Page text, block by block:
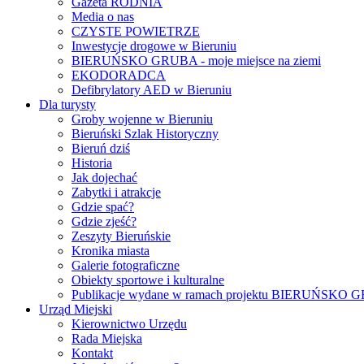
Media o nas
CZYSTE POWIETRZE
Inwestycje drogowe w Bieruniu
BIERUŃSKO GRUBA - moje miejsce na ziemi
EKODORADCA
Defibrylatory AED w Bieruniu
Dla turysty
Groby wojenne w Bieruniu
Bieruński Szlak Historyczny
Bieruń dziś
Historia
Jak dojechać
Zabytki i atrakcje
Gdzie spać?
Gdzie zjeść?
Zeszyty Bieruńskie
Kronika miasta
Galerie fotograficzne
Obiekty sportowe i kulturalne
Publikacje wydane w ramach projektu BIERUŃSKO
Urząd Miejski
Kierownictwo Urzędu
Rada Miejska
Kontakt